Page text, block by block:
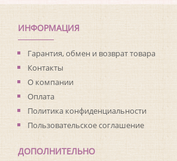
ИНФОРМАЦИЯ
Гарантия, обмен и возврат товара
Контакты
О компании
Оплата
Политика конфиденциальности
Пользовательское соглашение
ДОПОЛНИТЕЛЬНО